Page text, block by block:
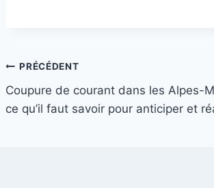
Navigation
de
PRÉCÉDENT
Coupure de courant dans les Alpes-
ce qu’il faut savoir pour anticiper et